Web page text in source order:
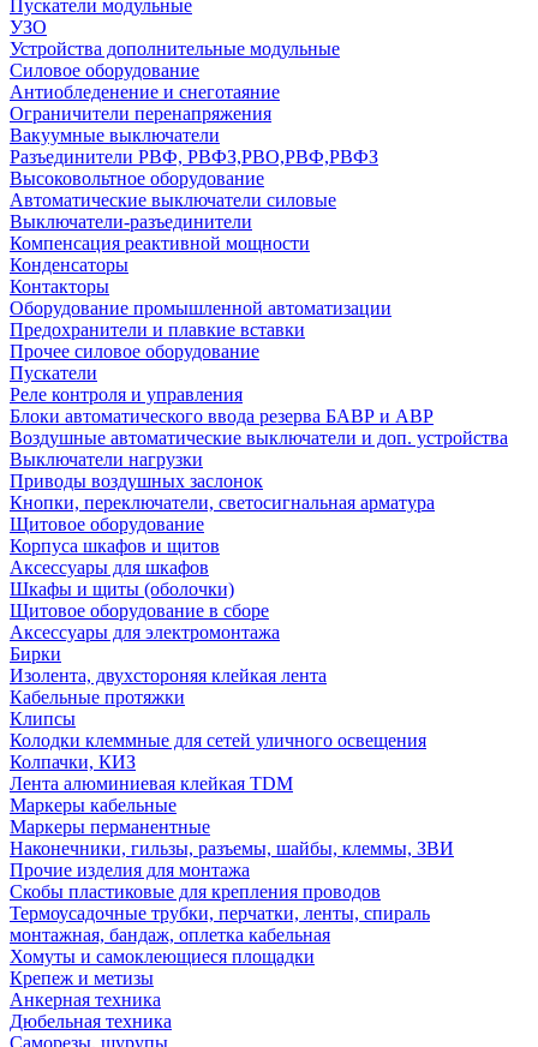
Пускатели модульные
УЗО
Устройства дополнительные модульные
Силовое оборудование
Антиобледенение и снеготаяние
Ограничители перенапряжения
Вакуумные выключатели
Разъединители РВФ, РВФЗ,РВО,РВФ,РВФЗ
Высоковольтное оборудование
Автоматические выключатели cиловые
Выключатели-разъединители
Компенсация реактивной мощности
Конденсаторы
Контакторы
Оборудование промышленной автоматизации
Предохранители и плавкие вставки
Прочее силовое оборудование
Пускатели
Реле контроля и управления
Блоки автоматического ввода резерва БАВР и АВР
Воздушные автоматические выключатели и доп. устройства
Выключатели нагрузки
Приводы воздушных заслонок
Кнопки, переключатели, светосигнальная арматура
Щитовое оборудование
Корпуса шкафов и щитов
Аксессуары для шкафов
Шкафы и щиты (оболочки)
Щитовое оборудование в сборе
Аксессуары для электромонтажа
Бирки
Изолента, двухстороняя клейкая лента
Кабельные протяжки
Клипсы
Колодки клеммные для сетей уличного освещения
Колпачки, КИЗ
Лента алюминиевая клейкая TDM
Маркеры кабельные
Маркеры перманентные
Наконечники, гильзы, разъемы, шайбы, клеммы, ЗВИ
Прочие изделия для монтажа
Скобы пластиковые для крепления проводов
Термоусадочные трубки, перчатки, ленты, спираль
монтажная, бандаж, оплетка кабельная
Хомуты и самоклеющиеся площадки
Крепеж и метизы
Анкерная техника
Дюбельная техника
Саморезы, шурупы